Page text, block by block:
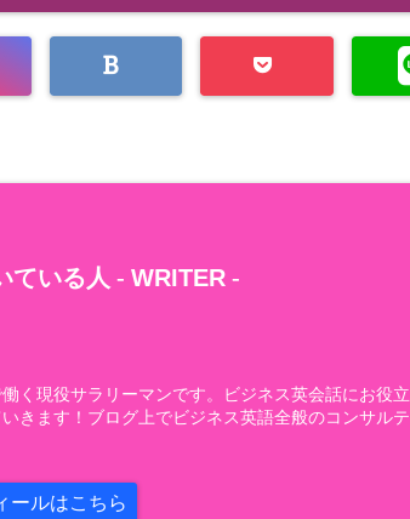
ている人 - WRITER-
く現役サラリーマンです。ビジネス英会話にお役立
きます！ブログ上でビジネス英語全般のコンサルテ
ールはこちら